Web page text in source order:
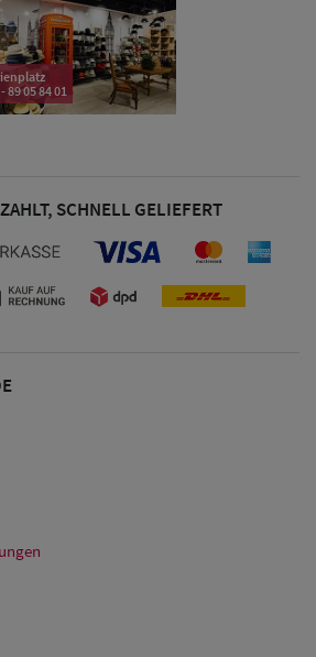
89 05 84 01
SCHNELL GELIEFERT